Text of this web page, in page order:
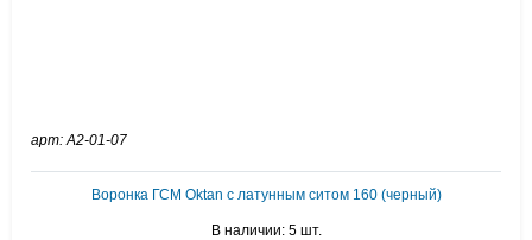
арт: А2-01-07
Воронка ГСМ Oktan с латунным ситом 160 (черный)
В наличии: 5 шт.